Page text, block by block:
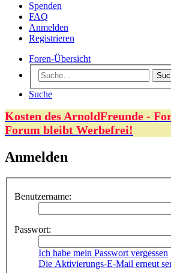
Spenden
FAQ
Anmelden
Registrieren
Foren-Übersicht
Suche
Kosten des ArnoldFreunde -
Forum bleibt Werbefrei!
Anmelden
Benutzername:
Passwort:
Ich habe mein Passwort vergessen
Die Aktivierungs-E-Mail erneut